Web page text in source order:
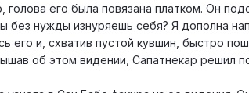
его была повязана платком. Он
без нужды изнуряешь себя? Я дополна
его и, схватив пустой кувшин, быстро
об этом видении, Сапатнекар решил